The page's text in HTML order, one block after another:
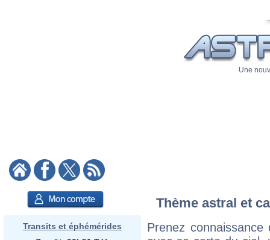
Une
Transits et éphémérides
Thème astral et
Prenez